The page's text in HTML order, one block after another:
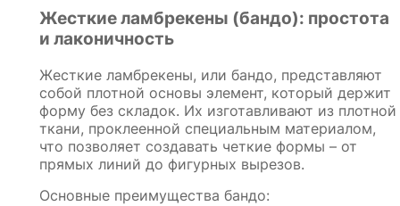
Жесткие ламбрекены (бандо): простота
и лаконичность
Жесткие ламбрекены, или бандо, представляют
собой плотной основы элемент, который держит
форму без складок. Их изготавливают из плотной
ткани, проклеенной специальным материалом,
что позволяет создавать четкие формы – от
прямых линий до фигурных вырезов.
Основные преимущества бандо: